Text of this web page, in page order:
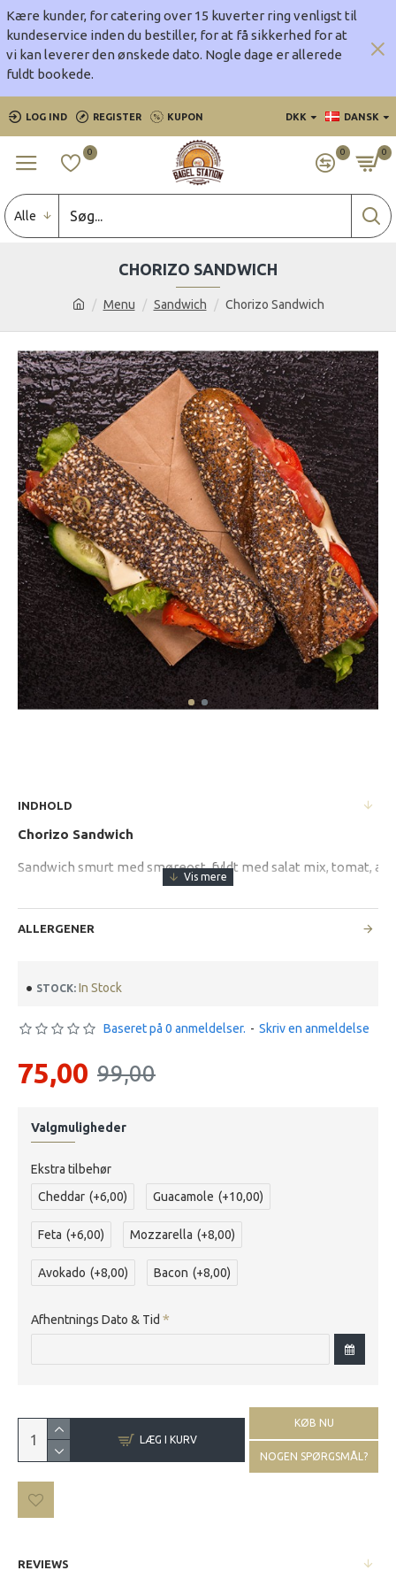
Kære kunder, for catering over 15 kuverter ring venligst til
kundeservice inden du bestiller, for at få sikkerhed for at
vi kan leverer den ønskede dato. Nogle dage er allerede
fuldt bookede.
LOG IND REGISTER KUPON DKK DANSK
0 0 0
Alle
Menu Sandwich Chorizo Sandwich
CHORIZO SANDWICH
INDHOLD
Chorizo Sandwich
Sandwich smurt med smøreost, fyldt med salat mix, tomat,
ALLERGENER
STOCK: In Stock
Baseret på 0 anmeldelser. - Skriv en anmeldelse
75,00 99,00
Valgmuligheder
Ekstra tilbehør
Cheddar (+6,00) Guacamole (+10,00)
Feta (+6,00) Mozzarella (+8,00)
Avokado (+8,00) Bacon (+8,00)
Afhentnings Dato & Tid
LÆG I KURV
KØB NU
NOGEN SPØRGSMÅL?
REVIEWS